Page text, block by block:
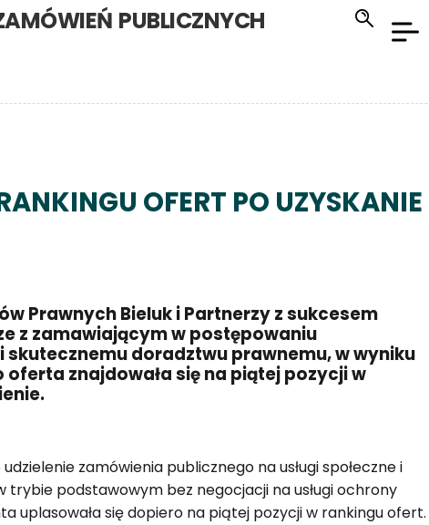
PUBLICZNYCH
OFERT PO UZYSKANIE
Prawnych Bieluk i Partnerzy z sukcesem
z zamawiającym w postępowaniu
skutecznemu doradztwu prawnemu, w wyniku
znajdowała się na piątej pozycji w
zamówienia publicznego na usługi społeczne i
trybie podstawowym bez negocjacji na usługi ochrony
uplasowała się dopiero na piątej pozycji w rankingu ofert.